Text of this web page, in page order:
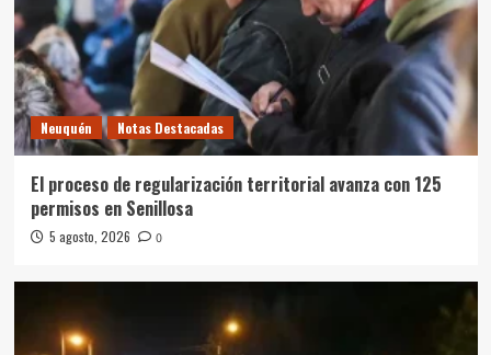
Neuquén Notas Destacadas
El proceso de regularización territorial avanza con 125
permisos en Senillosa
5 agosto, 2026 0